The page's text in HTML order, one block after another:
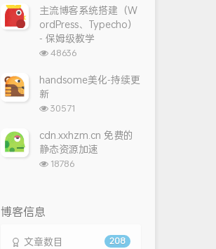
次
数:
主流博客系统搭建（W
ordPress、Typecho）
- 保姆级教学
浏
次
48636
handsome美化-持续更
新
浏
次
数:
30571
cdn.xxhzm.cn 免费的
静态资源加速
浏
18786
博客信息
208
文章数目